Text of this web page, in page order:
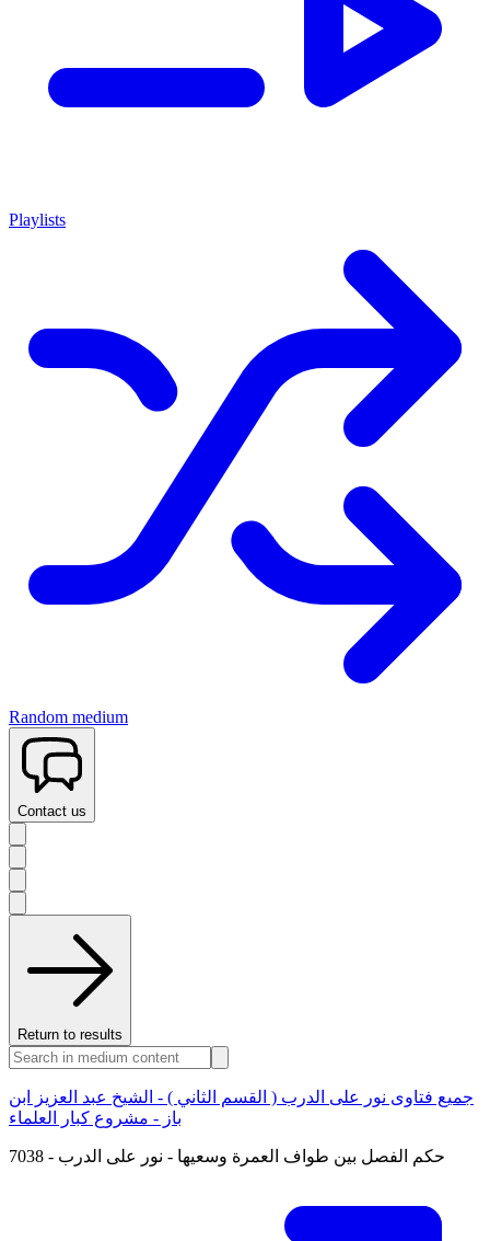
Playlists
Random medium
Contact us
Return to results
جميع فتاوى نور على الدرب ( القسم الثاني ) - الشيخ عبد العزيز ابن
باز - مشروع كبار العلماء
7038 - حكم الفصل بين طواف العمرة وسعيها - نور على الدرب